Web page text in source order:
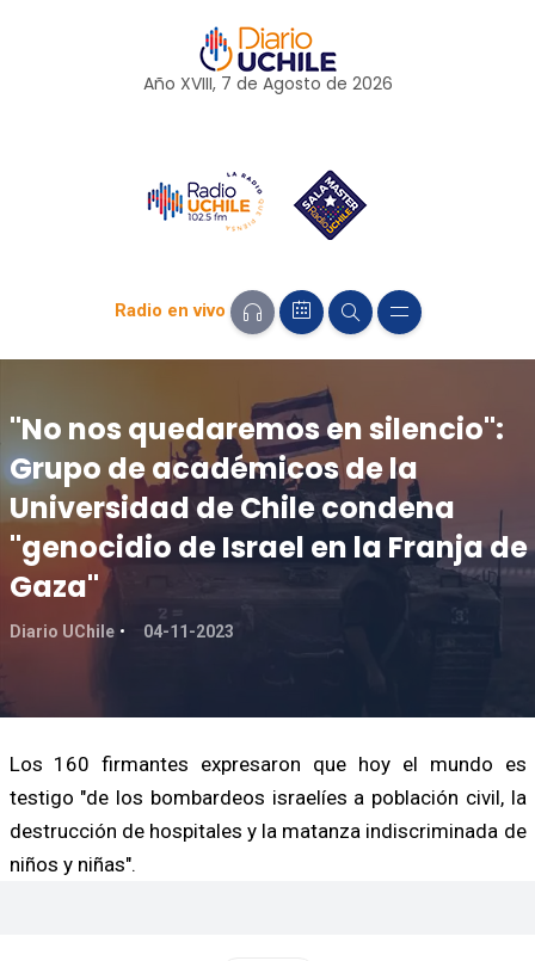
Año XVIII, 7 de Agosto de 2026
Radio en vivo
"No nos quedaremos en silencio":
Grupo de académicos de la
Universidad de Chile condena
"genocidio de Israel en la Franja de
Gaza"
Diario UChile 04-11-2023
Los 160 firmantes expresaron que hoy el mundo es
testigo "de los bombardeos israelíes a población civil, la
destrucción de hospitales y la matanza indiscriminada de
niños y niñas".